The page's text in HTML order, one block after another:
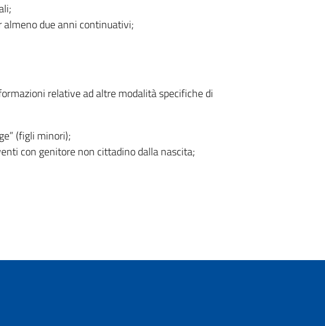
almeno due anni continuativi;
relative ad altre modalità specifiche di
(figli minori);
con genitore non cittadino dalla nascita;